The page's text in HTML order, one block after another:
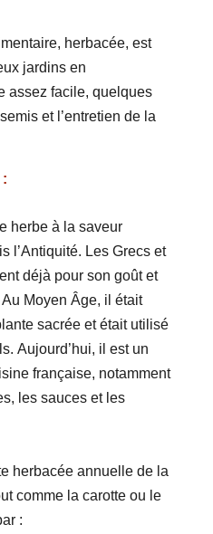
herbacée, est
jardins en
assez facile, quelques
et l’entretien de la
herbe à la saveur
l’Antiquité. Les Grecs et
déjà pour son goût et
Moyen Âge, il était
sacrée et était utilisé
Aujourd’hui, il est un
française, notamment
les sauces et les
herbacée annuelle de la
comme la carotte ou le
: